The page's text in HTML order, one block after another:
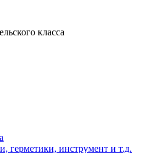
класса
герметики, инструмент и т.д.